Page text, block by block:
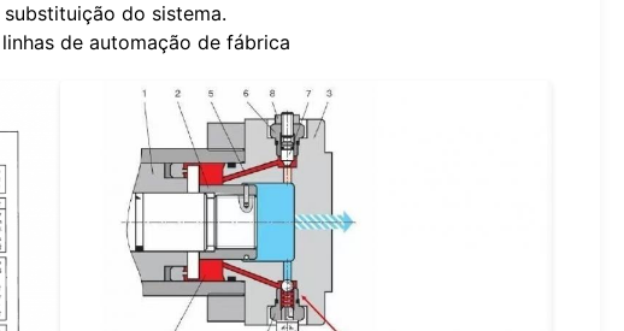
do sistema.
de automação de fábrica